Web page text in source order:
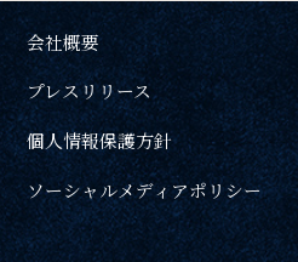
アウト日
会社概要
プレスリリース
個人情報保護方針
ソーシャルメディアポリシー